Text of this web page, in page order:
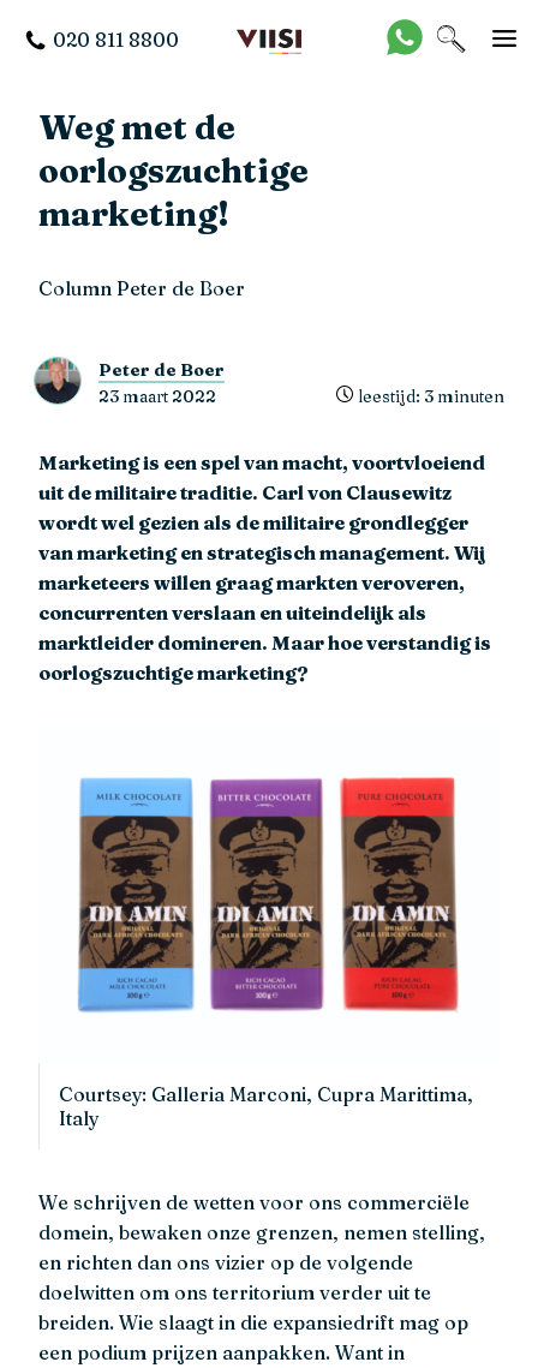
020 811 8800
Weg met de
oorlogszuchtige
marketing!
Column Peter de Boer
Peter de Boer
23 maart 2022
leestijd: 3 minuten
Marketing is een spel van macht, voortvloeiend
uit de militaire traditie. Carl von Clausewitz
wordt wel gezien als de militaire grondlegger
van marketing en strategisch management. Wij
marketeers willen graag markten veroveren,
concurrenten verslaan en uiteindelijk als
marktleider domineren. Maar hoe verstandig is
oorlogszuchtige marketing?
Courtsey: Galleria Marconi, Cupra Marittima,
Italy
We schrijven de wetten voor ons commerciële
domein, bewaken onze grenzen, nemen stelling,
en richten dan ons vizier op de volgende
doelwitten om ons territorium verder uit te
breiden. Wie slaagt in die expansiedrift mag op
een podium prijzen aanpakken. Want in